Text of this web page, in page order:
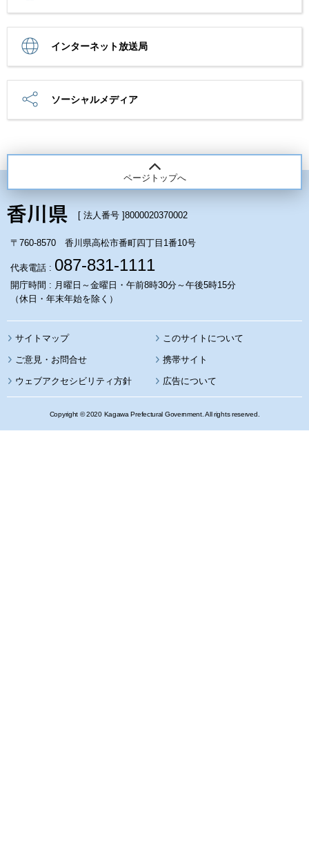
インターネット放送局
ソーシャルメディア
ページトップへ
[ 法人番号 ]8000020370002
〒760-8570 香川県高松市番町四丁目1番10号
代表電話 : 087-831-1111
開庁時間 : 月曜日～金曜日・午前8時30分～午後5時15分
（休日・年末年始を除く）
サイトマップ このサイトについて
携帯サイト
ウェブアクセシビリティ方針 広告について
Copyright © 2020 Kagawa Prefectural Government. All rights reserved.